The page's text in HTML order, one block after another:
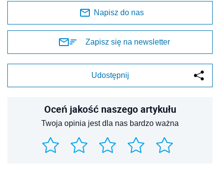
Napisz do nas
Zapisz się na newsletter
Udostępnij
Oceń jakość naszego artykułu
Twoja opinia jest dla nas bardzo ważna